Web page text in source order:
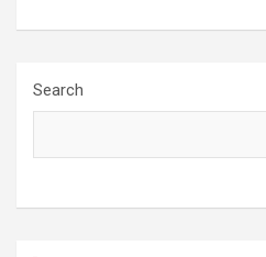
e t
Search